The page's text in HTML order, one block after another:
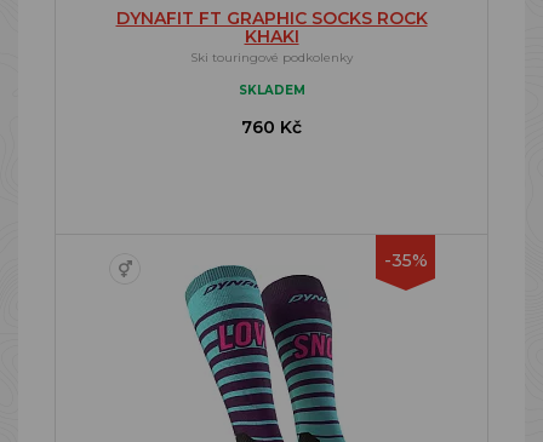
DYNAFIT FT GRAPHIC SOCKS ROCK
KHAKI
Ski touringové podkolenky
SKLADEM
760 Kč
-35%